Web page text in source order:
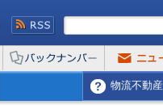
物流不動